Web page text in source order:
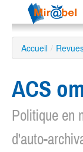
Le réseau
Soutien
Listes
Recherche
Accueil /
ACS
Politique en
d'auto-